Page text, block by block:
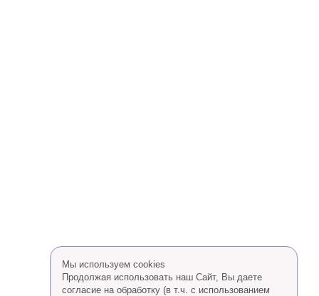
Мы используем cookies
Продолжая использовать наш Сайт, Вы даете
согласие на обработку (в т.ч. с использованием